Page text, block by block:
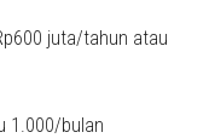
juta/tahun atau
1.000/bulan